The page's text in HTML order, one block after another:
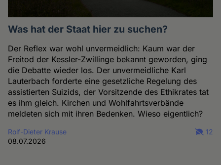
Was hat der Staat hier zu suchen?
Der Reflex war wohl unvermeidlich: Kaum war der
Freitod der Kessler-Zwillinge bekannt geworden, ging
die Debatte wieder los. Der unvermeidliche Karl
Lauterbach forderte eine gesetzliche Regelung des
assistierten Suizids, der Vorsitzende des Ethikrates tat
es ihm gleich. Kirchen und Wohlfahrtsverbände
meldeten sich mit ihren Bedenken. Wieso eigentlich?
Rolf-Dieter Krause
08.07.2026
12